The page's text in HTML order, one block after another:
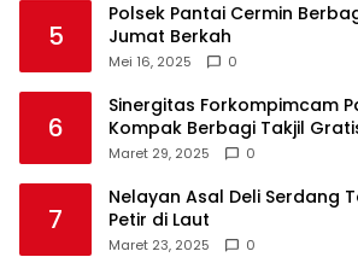
5
Polsek Pantai Cermin
Jumat Berkah
Mei 16, 2025 0
6
Sinergitas Forkompimcam
Kompak Berbagi Takjil
Maret 29, 2025 0
7
Nelayan Asal Deli Serdang
Petir di Laut
Maret 23, 2025 0